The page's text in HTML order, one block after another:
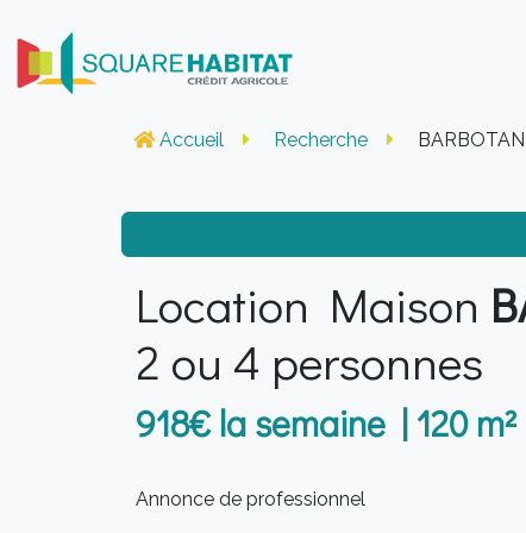
Accueil Recherche
Location Maison
2 ou 4 personnes
918€ la semaine | 120 m²
Annonce de professionnel